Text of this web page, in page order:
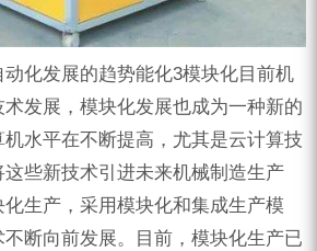
发展的趋势能化3模块化目前机
发展，模块化发展也成为一种新的
水平在不断提高，尤其是云计算技
些新技术引进未来机械制造生产
生产，采用模块化和集成生产模
断向前发展。目前，模块化生产已